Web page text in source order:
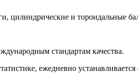
цилиндрические и тороидальные
стандартам качества.
ежедневно